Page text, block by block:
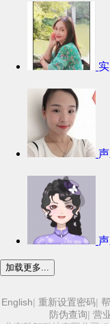
加载更多...
English| 重新设置密码|
防伪查询| 营